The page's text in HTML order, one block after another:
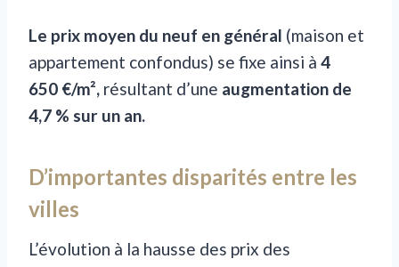
Le prix moyen du neuf en général (maison et
appartement confondus) se fixe ainsi à 4
650 €/m², résultant d’une augmentation de
4,7 % sur un an.
D’importantes disparités entre les
villes
L’évolution à la hausse des prix des